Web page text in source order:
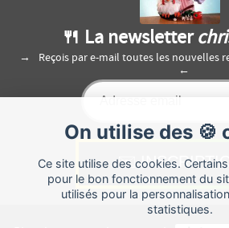
On utilise des 🍪
Ce site utilise des cookies.
pour le bon fonctionnement du
utilisés pour la
statistiques.
🍴 La newsletter
Reçois par e-mail toutes les nouvelles